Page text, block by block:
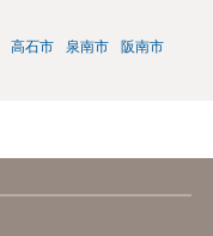
高石市 泉南市
阪南市